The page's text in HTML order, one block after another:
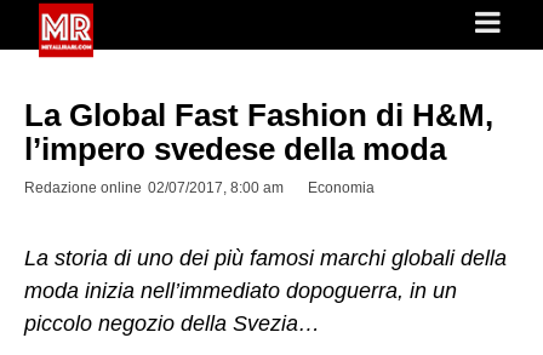
La Global Fast Fashion di H&M,
l’impero svedese della moda
Redazione online 02/07/2017, 8:00 am Economia
La storia di uno dei più famosi marchi globali della
moda inizia nell’immediato dopoguerra, in un
piccolo negozio della Svezia…